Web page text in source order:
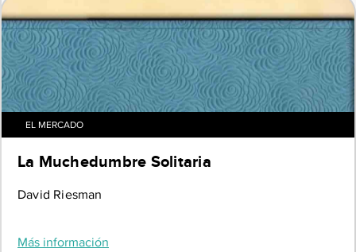
EL MERCADO
La Muchedumbre Solitaria
David Riesman
Más información